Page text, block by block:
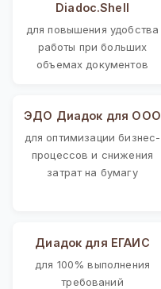
Diadoc.Shell
для повышения удобства
работы при больших
объемах документов
ЭДО Диадок для ООО
для оптимизации бизнес-
процессов и снижения
затрат на бумагу
Диадок для ЕГАИС
для 100% выполнения
требований